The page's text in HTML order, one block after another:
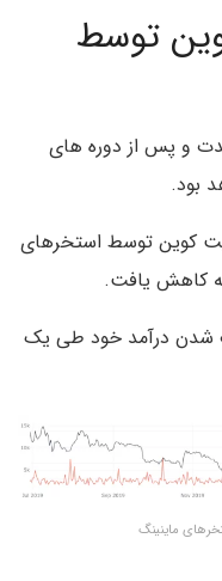
توسط
و پس از دوره های
بود.
کوین توسط استخرهای
کاهش یافت.
شدن درآمد خود طی یک
ماینینگ